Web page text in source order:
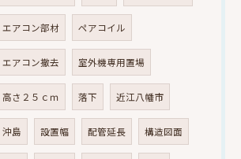
エアコン部材 ペアコイル
エアコン撤去 室外機専用置場
高さ２５ｃｍ 落下 近江八幡市
沖島 設置幅 配管延長 構造図面